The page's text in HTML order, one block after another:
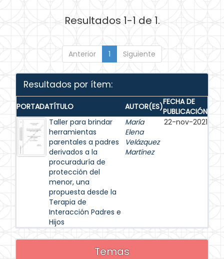
Resultados 1-1 de 1.
Anterior 1 Siguiente
Resultados por ítem:
PORTADATÍTULO AUTOR(ES)FECHA DE
PUBLICACIÓN
Taller para brindar
herramientas
parentales a padres
derivados a la
procuraduría de
protección del
menor, una
propuesta desde la
Terapia de
Interacción Padres e
Hijos
María
Elena
Velázquez
Martínez
22-nov-2021
Temas